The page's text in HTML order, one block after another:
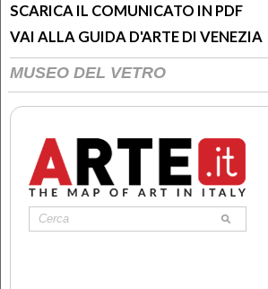
SCARICA IL COMUNICATO IN PDF
VAI ALLA GUIDA D'ARTE DI VENEZIA
MUSEO DEL VETRO